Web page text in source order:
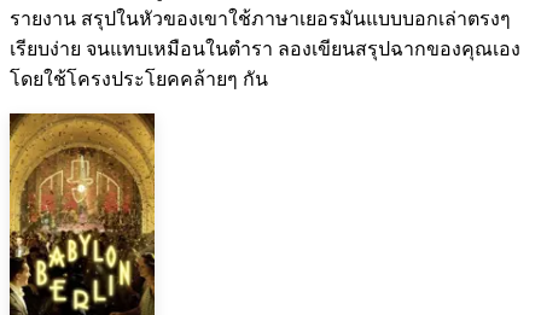
รายงาน สรุปในหัวของเขาใช้ภาษาเยอรมันแบบบอกเล่าตรงๆ
เรียบง่าย จนแทบเหมือนในตำรา ลองเขียนสรุปฉากของคุณเอง
โดยใช้โครงประโยคคล้ายๆ กัน